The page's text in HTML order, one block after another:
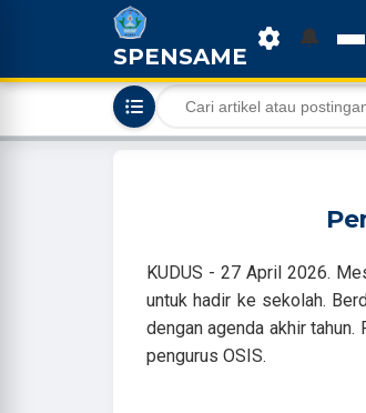
SPENSAME
🔔
KUDUS - 27 April 2026.
untuk hadir ke sekolah.
dengan agenda akhir
pengurus OSIS.